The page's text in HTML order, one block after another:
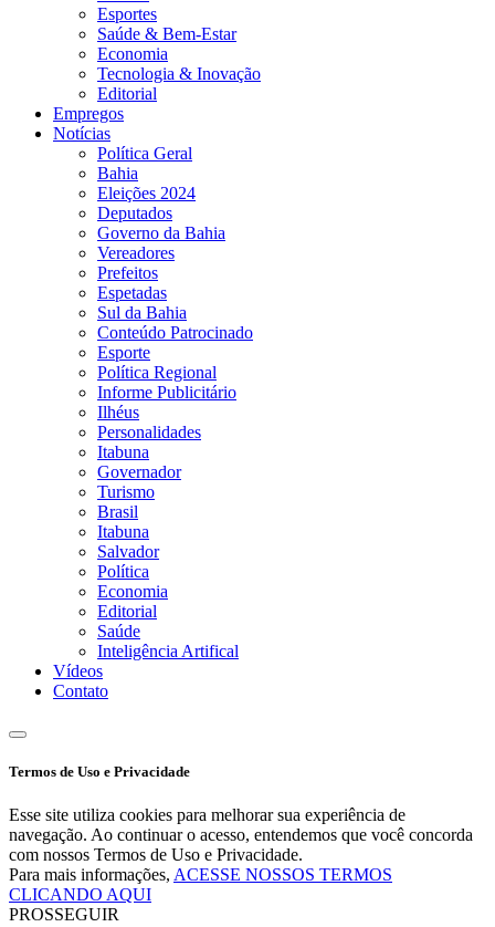
Esportes
Saúde & Bem-Estar
Economia
Tecnologia & Inovação
Editorial
Empregos
Notícias
Política Geral
Bahia
Eleições 2024
Deputados
Governo da Bahia
Vereadores
Prefeitos
Espetadas
Sul da Bahia
Conteúdo Patrocinado
Esporte
Política Regional
Informe Publicitário
Ilhéus
Personalidades
Itabuna
Governador
Turismo
Brasil
Itabuna
Salvador
Política
Economia
Editorial
Saúde
Inteligência Artifical
Vídeos
Contato
Termos de Uso e Privacidade
Esse site utiliza cookies para melhorar sua experiência de
navegação. Ao continuar o acesso, entendemos que você concorda
com nossos Termos de Uso e Privacidade.
Para mais informações, ACESSE NOSSOS TERMOS
CLICANDO AQUI
PROSSEGUIR